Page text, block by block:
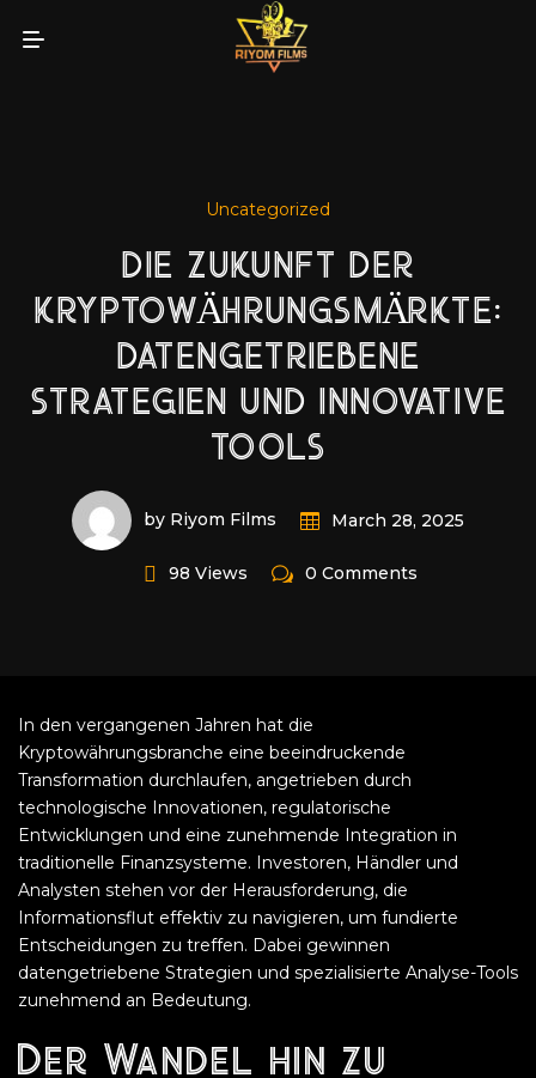
Uncategorized
DIE ZUKUNFT DER
KRYPTOWÄHRUNGSMÄRKTE:
DATENGETRIEBENE
STRATEGIEN UND INNOVATIVE
TOOLS
by Riyom Films March 28, 2025
98 Views 0 Comments
In den vergangenen Jahren hat die
Kryptowährungsbranche eine beeindruckende
Transformation durchlaufen, angetrieben durch
technologische Innovationen, regulatorische
Entwicklungen und eine zunehmende Integration in
traditionelle Finanzsysteme. Investoren, Händler und
Analysten stehen vor der Herausforderung, die
Informationsflut effektiv zu navigieren, um fundierte
Entscheidungen zu treffen. Dabei gewinnen
datengetriebene Strategien und spezialisierte Analyse-Tools
zunehmend an Bedeutung.
Der Wandel hin zu